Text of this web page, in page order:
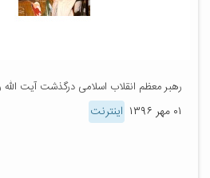
رهبر معظم انقلاب اسلامی درگذشت آیت
۰۱ مهر ۱۳۹۶ اینترنت